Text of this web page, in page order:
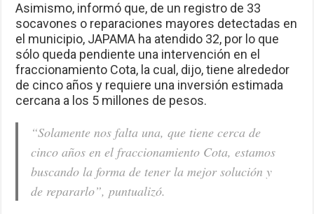
Asimismo, informó que, de un registro de 33
socavones o reparaciones mayores detectadas en
el municipio, JAPAMA ha atendido 32, por lo que
sólo queda pendiente una intervención en el
fraccionamiento Cota, la cual, dijo, tiene alrededor
de cinco años y requiere una inversión estimada
cercana a los 5 millones de pesos.
“Solamente nos falta una, que tiene cerca de
cinco años en el fraccionamiento Cota, estamos
buscando la forma de tener la mejor solución y
de repararlo”, puntualizó.